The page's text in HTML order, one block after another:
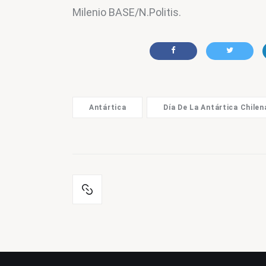
Milenio BASE/N.Politis.
Antártica Día De La Antártica